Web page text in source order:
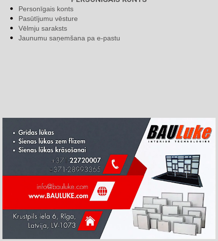
Personīgais konts
Pasūtījumu vēsture
Vēlmju saraksts
Jaunumu saņemšana pa e-pastu